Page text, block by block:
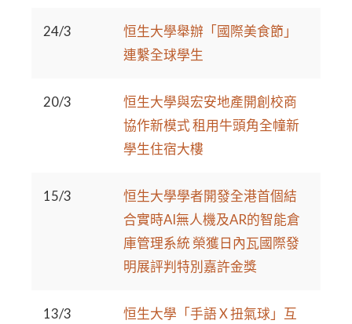
24/3
恒生大學舉辦「國際美食節」
連繫全球學生
20/3
恒生大學與宏安地產開創校商
協作新模式 租用牛頭角全幢新
學生住宿大樓
15/3
恒生大學學者開發全港首個結
合實時AI無人機及AR的智能倉
庫管理系統 榮獲日內瓦國際發
明展評判特別嘉許金獎
13/3
恒生大學「手語 X 扭氣球」互